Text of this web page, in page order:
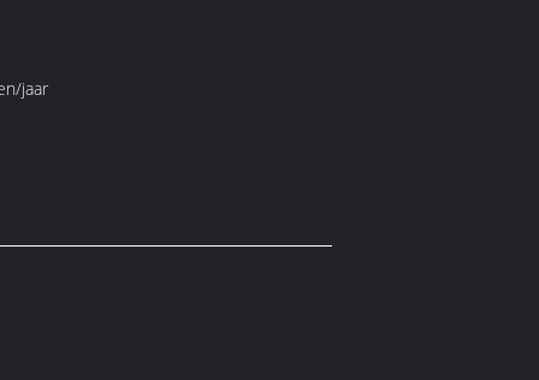
jaar